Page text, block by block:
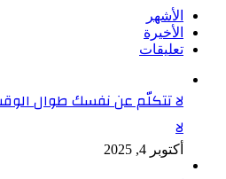
الأشهر
الأخيرة
تعليقات
لا تتكلّم عن نفسك طوال
لا
أكتوبر 4, 2025